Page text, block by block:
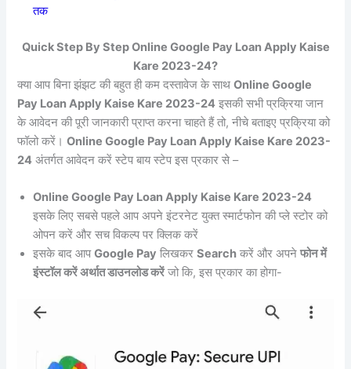
तक
Quick Step By Step Online Google Pay Loan Apply Kaise
Kare 2023-24?
क्या आप बिना झंझट की बहुत ही कम दस्तावेज के साथOnline Google
Pay Loan Apply Kaise Kare 2023-24 इसकी सभी प्रक्रिया जान
के आवेदन की पूरी जानकारी प्राप्त करना चाहते हैं तो, नीचे बताइए प्रक्रिया को
फॉलो करें।Online Google Pay Loan Apply Kaise Kare 2023-
24 अंतर्गत आवेदन करें स्टेप बाय स्टेप इस प्रकार से –
Online Google Pay Loan Apply Kaise Kare 2023-24
इसके लिए सबसे पहले आप अपने इंटरनेट युक्त स्मार्टफोन की प्ले स्टोर को
ओपन करें और सच विकल्प पर क्लिक करें
इसके बाद आपGoogle Pay लिखकरSearch करें और अपनेफोन में
इंस्टॉल करें अर्थात डाउनलोड करेंजो कि, इस प्रकार का होगा-